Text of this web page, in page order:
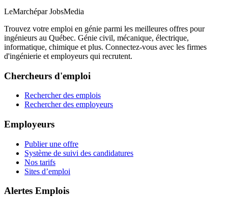
LeMarchépar JobsMedia
Trouvez votre emploi en génie parmi les meilleures offres pour
ingénieurs au Québec. Génie civil, mécanique, électrique,
informatique, chimique et plus. Connectez-vous avec les firmes
d'ingénierie et employeurs qui recrutent.
Chercheurs d'emploi
Rechercher des emplois
Rechercher des employeurs
Employeurs
Publier une offre
Système de suivi des candidatures
Nos tarifs
Sites d’emploi
Alertes Emplois